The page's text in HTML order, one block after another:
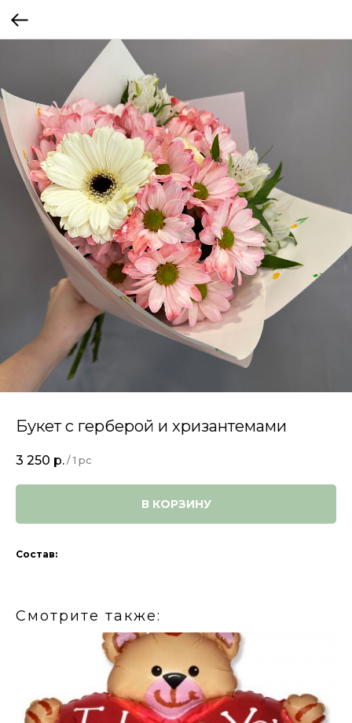
Букет с герберой и хризантемами
3 250 р. / 1 pc
В КОРЗИНУ
Состав:
Смотрите также: